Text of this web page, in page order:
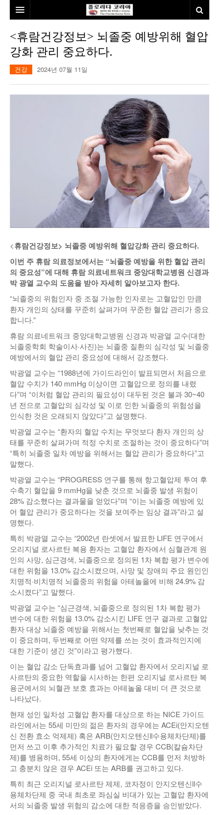
본사소개
뉴스
놀이공원
낚시/비치
골프
<휴람건강정보> 뇌졸중 예방위해 혈압
강화 관리 중요하다.
건강 2024년 07월 11일
<휴람건강정보> 뇌졸중 예방위해 혈압강화 관리 중요하다.
이번 주 휴람 의료정보에서는 “뇌졸중 예방을 위한 혈압 관리
의 중요성”에 대해 휴람 의료네트워크 중앙대학교병원 신경과
박 광열 교수의 도움을 받아 자세히 알아보고자 한다.
“뇌졸중의 위험인자 중 조절 가능한 인자로는 고혈압인 만큼
환자 개인의 상태를 꾸준히 살펴가며 꾸준한 혈압 관리가 중요
합니다.”
휴람 의료네트워크 중앙대학교병원 신경과 박광열 교수(대한
뇌졸중학회 학술이사·사진)는 뇌졸중 질환의 심각성 및 뇌졸중
예방에서의 혈압 관리 중요성에 대해서 강조했다.
박광열 교수는 “1988년에 가이드라인이 발표되면서 처음으로
혈압 수치가 140 mmHg 이상이면 고혈압으로 정의를 내렸
다”며 “이처럼 혈압 관리의 필요성이 대두된 것은 불과 30~40
년 전으로 고혈압의 심각성 및 이로 인한 뇌졸중의 위험성을
인식한 것은 오래되지 않았다”고 설명했다.
박광열 교수는 “환자의 혈압 수치는 무엇보다 환자 개인의 상
태를 꾸준히 살펴가며 적정 수치로 조절하는 것이 중요하다”며
“특히 뇌졸중 일차 예방을 위해서는 혈압 관리가 중요하다”고
말했다.
박광열 교수는 “PROGRESS 연구를 통해 항고혈압제 투여 후
수축기 혈압을 9 mmHg을 낮춘 것으로 뇌졸중 발생 위험이
28% 감소했다는 결과물을 얻었다”며 “이는 뇌졸중 예방에 있
어 혈압 관리가 중요하다는 것을 보여주는 임상 결과”라고 설
명했다.
특히 박광열 교수는 “2002년 란셋에서 발표한 LIFE 연구에서
오리지널 로사르탄 복용 환자는 고혈압 환자에서 심혈관계 원
인의 사망, 심근경색, 뇌졸중으로 정의된 1차 복합 평가 변수에
대한 위험을 13.0% 감소시켰으며, 사망 및 장애의 주요 원인인
치명적·비치명적 뇌졸중의 위험을 아테놀올에 비해 24.9% 감
소시켰다”고 말했다.
박광열 교수는 “심근경색, 뇌졸중으로 정의된 1차 복합 평가
변수에 대한 위험을 13.0% 감소시킨 LIFE 연구 결과로 고혈압
환자 대상 뇌졸중 예방을 위해서는 첫번째로 혈압을 낮추는 것
이 중요하며, 두번째로 어떤 약제를 쓰는 것이 효과적인지에
대한 기준이 생긴 것”이라고 평가했다.
이는 혈압 감소 단독효과를 넘어 고혈압 환자에서 오리지널 로
사르탄의 중요한 역할을 시사하는 한편 오리지널 로사르탄 복
용군에서의 뇌혈관 보호 효과는 아테놀올 대비 더 큰 것으로
나타났다.
현재 성인 일차성 고혈압 환자를 대상으로 하는 NICE 가이드
라인에서는 55세 미만의 젊은 환자의 경우에는 ACEi(안지오텐
신 전환 효소 억제제) 혹은 ARB(안지오텐신ll수용체차단제)를
먼저 쓰고 이후 추가적인 치료가 필요할 경우 CCB(칼슘차단
제)를 병용하며, 55세 이상의 환자에게는 CCB를 먼저 처방하
고 충분치 않은 경우 ACEi 또는 ARB를 권고하고 있다.
특히 최근 오리지널 로사르탄 제제, 코자정이 안지오텐신ll수
용체차단제 중 국내 최초로 좌심실 비대가 있는 고혈압 환자에
서의 뇌졸중 발생 위험의 감소에 대한 적응증을 승인받았다.